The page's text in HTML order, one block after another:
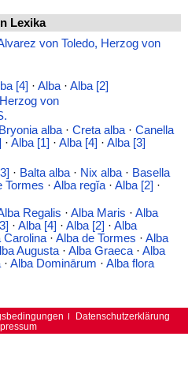
Lexika
von Toledo, Herzog von
[4] · Alba· Alba [2]
von
Bryonia alba· Creta alba· Canella
· Alba [1] · Alba [4] · Alba [3]
· Balta alba· Nix alba· Basella
Tormes · Alba regĭa· Alba [2] ·
Regalis · Alba Maris · Alba
· Alba [4] · Alba [2] · Alba
Carolina· Alba de Tormes · Alba
Augusta· Alba Graeca· Alba
· Alba Dominārum · Alba flora
Datenschutzerklärung